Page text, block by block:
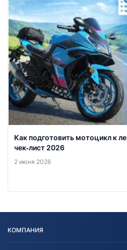
Как подготовить мотоцикл к
чек‑лист 2026
2 июня 2026
КОМПАНИЯ